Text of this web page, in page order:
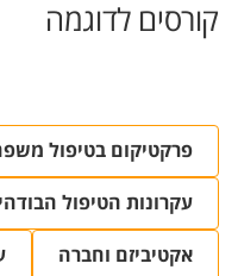
קורסים לדוגמה
פרקטיקום בטיפול
עקרונות הטיפול
אקטיביזם וחברה